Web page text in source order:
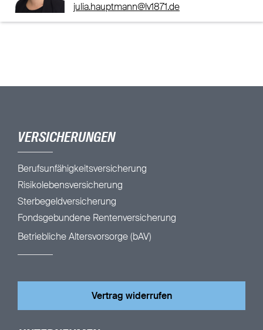
julia.hauptmann@lv1871.de
VERSICHERUNGEN
Berufsunfähigkeitsversicherung
Risikolebensversicherung
Sterbegeldversicherung
Fondsgebundene Rentenversicherung
Betriebliche Altersvorsorge (bAV)
Vertrag widerrufen